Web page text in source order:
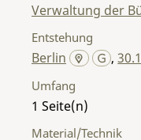
Verwaltung der
Entstehung
Berlin ,
Umfang
1
Material/Technik